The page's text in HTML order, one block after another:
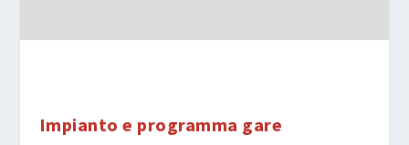
Impianto e programma gare